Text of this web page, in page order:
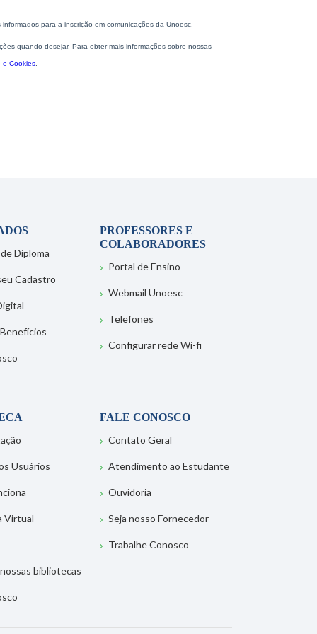
Diploma
Cadastro
PROFESSORES E
COLABORADORES
Portal de Ensino
Webmail Unoesc
Telefones
Configurar rede Wi-fi
Usuários
Virtual
bibliotecas
FALE CONOSCO
Contato Geral
Atendimento ao Estudante
Ouvidoria
Seja nosso Fornecedor
Trabalhe Conosco